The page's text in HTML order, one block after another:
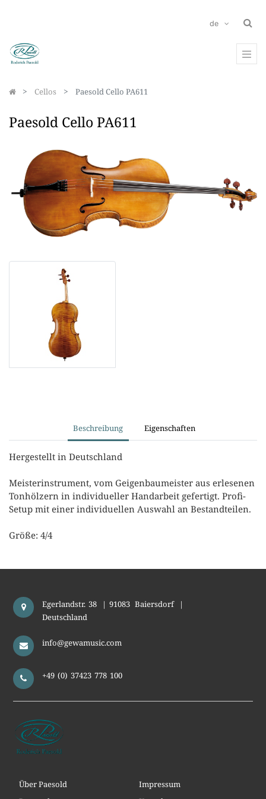
de
Cellos Paesold Cello PA611
Paesold Cello PA611
Beschreibung Eigenschaften
Hergestellt in Deutschland
Meisterinstrument, vom Geigenbaumeister aus erlesenen
Tonhölzern in individueller Handarbeit gefertigt. Profi-
Setup mit einer individuellen Auswahl an Bestandteilen.
Größe: 4/4
Egerlandstr. 38 | 91083 Baiersdorf
|
Deutschland
info@gewamusic.com
+49 (0) 37423 778 100
Über Paesold
Impressum